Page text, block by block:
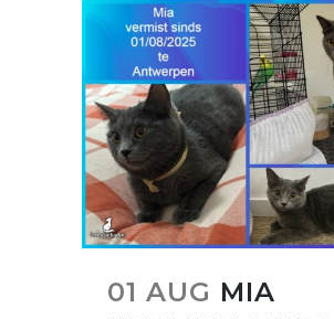
01 AUG MIA